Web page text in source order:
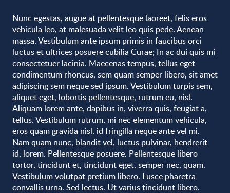
Nunc egestas, augue at pellentesque laoreet, felis eros
vehicula leo, at malesuada velit leo quis pede. Aenean
massa. Vestibulum ante ipsum primis in faucibus orci
luctus et ultrices posuere cubilia Curae; In ac dui quis mi
consectetuer lacinia. Maecenas tempus, tellus eget
condimentum rhoncus, sem quam semper libero, sit amet
adipiscing sem neque sed ipsum. Vestibulum turpis sem,
aliquet eget, lobortis pellentesque, rutrum eu, nisl.
Aliquam lorem ante, dapibus in, viverra quis, feugiat a,
tellus. Vestibulum rutrum, mi nec elementum vehicula,
eros quam gravida nisl, id fringilla neque ante vel mi.
Nam quam nunc, blandit vel, luctus pulvinar, hendrerit
id, lorem. Pellentesque posuere. Pellentesque libero
tortor, tincidunt et, tincidunt eget, semper nec, quam.
Vestibulum volutpat pretium libero. Fusce pharetra
convallis urna. Sed lectus. Ut varius tincidunt libero.